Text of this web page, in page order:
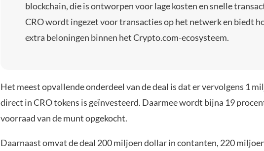
blockchain, die is ontworpen voor lage kosten en snelle
CRO wordt ingezet voor transacties op het netwerk en biedt
extra beloningen binnen het Crypto.com-ecosysteem.
Het meest opvallende onderdeel van de deal is dat er vervolgens 1
direct in CRO tokens is geïnvesteerd. Daarmee wordt bijna 19
voorraad van de munt opgekocht.
Daarnaast omvat de deal 200 miljoen dollar in contanten, 220